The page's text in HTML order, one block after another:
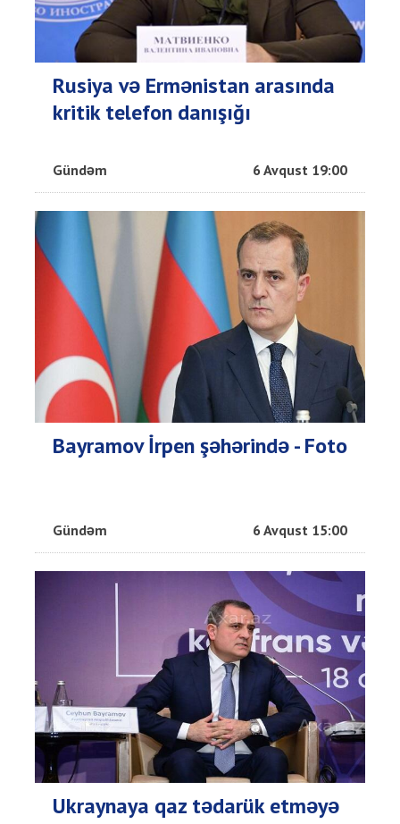
Rusiya və Ermənistan arasında
kritik telefon danışığı
Gündəm 6 Avqust 19:00
Bayramov İrpen şəhərində - Foto
Gündəm 6 Avqust 15:00
Ukraynaya qaz tədarük etməyə